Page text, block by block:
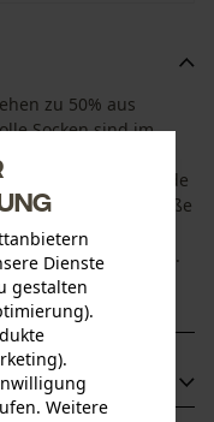
zu 50% aus
Socken sind im
Nähte gefertigt.
besitzt hervorragende
Sie, dass Ihre Füße
Dank der
absorbiert ...
Dienste
gestalten
Weitere